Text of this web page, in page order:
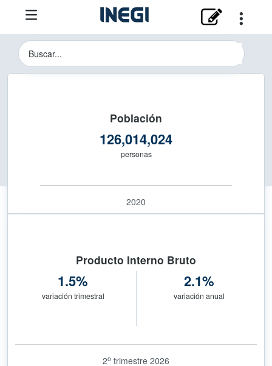
Instituto Nacional de Estadística y
Buscador del Sitio del INEGI
Población
126,014,024
personas
2020
Producto Interno Bruto
1.5%
variación trimestral
2.1%
variación anual
2o trimestre 2026